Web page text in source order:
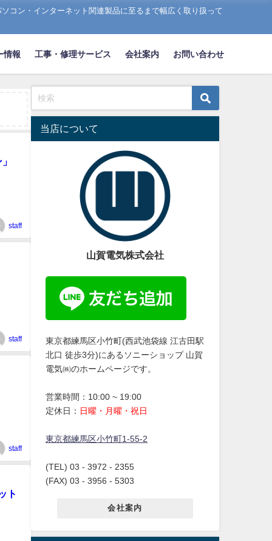
コン・インターネット関連製品に至るまで幅広く取り扱って
情報 工事・修理サービス 会社案内 お問い合わせ
staff
staff
staff
ト
当店について
山賀電気株式会社
東京都練馬区小竹町(西武池袋線 江古田駅
北口 徒歩3分)にあるソニーショップ 山賀
電気㈱のホームページです。
営業時間：10:00 ~ 19:00
定休日： 日曜・月曜・祝日
東京都練馬区小竹町1-55-2
(TEL) 03 - 3972 - 2355
(FAX) 03 - 3956 - 5303
会社案内